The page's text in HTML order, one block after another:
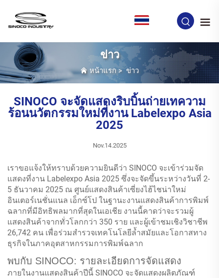
ข่าว
หน้าแรก>ข่าว
SINOCO จะจัดแสดงริบบิ้นถ่ายเทความ
ร้อนนวัตกรรมใหม่ที่งาน Labelexpo Asia
2025
Nov.14.2025
เราขอแจ้งให้ทราบด้วยความยินดีว่า SINOCO จะเข้าร่วมจัด
แสดงที่งาน Labelexpo Asia 2025 ซึ่งจะจัดขึ้นระหว่างวันที่ 2-
5 ธันวาคม 2025 ณ ศูนย์แสดงสินค้าเซี่ยงไฮ้ไชน่าใหม่
อินเตอร์เนชั่นแนล เอ็กซ์โป ในฐานะงานแสดงสินค้าการพิมพ์
ฉลากที่มีอิทธิพลมากที่สุดในเอเชีย งานนี้คาดว่าจะรวมผู้
แสดงสินค้าจากทั่วโลกกว่า 350 ราย และผู้เข้าชมเชิงวิชาชีพ
26,742 คน เพื่อร่วมสำรวจเทคโนโลยีล้ำสมัยและโอกาสทาง
ธุรกิจในภาคอุตสาหกรรมการพิมพ์ฉลาก
พบกับ SINOCO: รายละเอียดการจัดแสดง
ภายในงานแสดงสินค้าปีนี้ SINOCO จะจัดแสดงผลิตภัณฑ์